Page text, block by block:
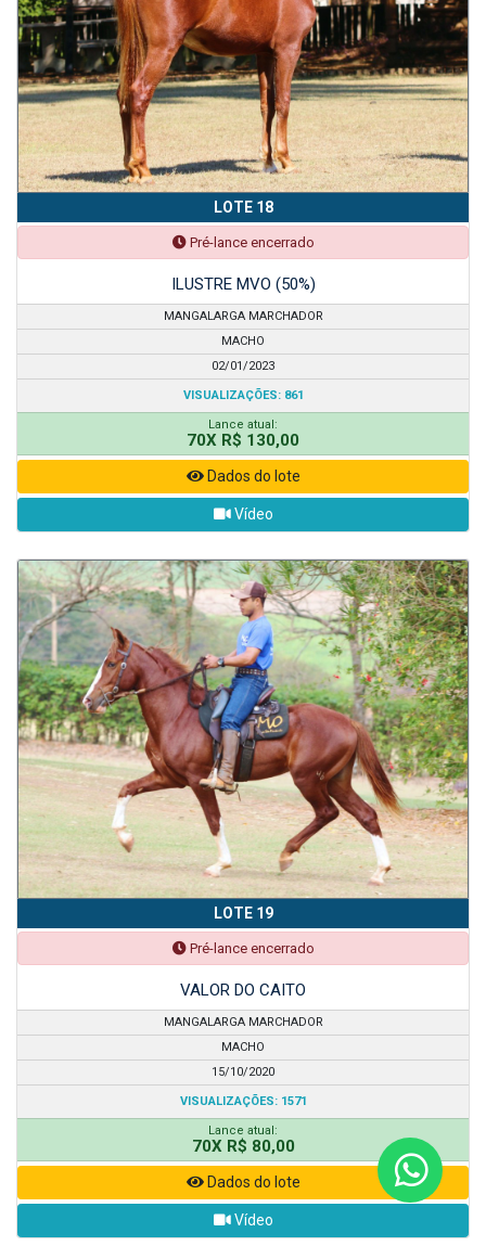
LOTE 18
Pré-lance encerrado
ILUSTRE MVO (50%)
MANGALARGA MARCHADOR
MACHO
02/01/2023
VISUALIZAÇÕES: 861
Lance atual:
70X R$ 130,00
Dados do lote
Vídeo
LOTE 19
Pré-lance encerrado
VALOR DO CAITO
MANGALARGA MARCHADOR
MACHO
15/10/2020
VISUALIZAÇÕES: 1571
Lance atual:
70X R$ 80,00
Dados do lote
Vídeo